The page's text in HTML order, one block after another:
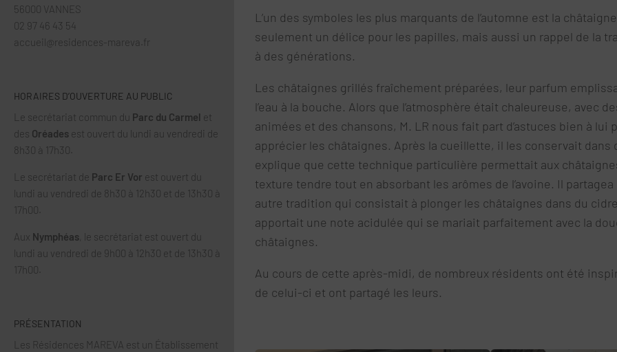
L’un des symboles les plus marquants de l’automne est la
seulement un délice pour les papilles, mais aussi un rappel de la
à des générations.
Les châtaignes grillés fraîchement préparées, leur parfum
l’eau à la bouche. Alors que l’atmosphère était chaleureuse, avec
animées et des chansons, M. LR nous fait part d’astuces bien à lui
apprécier les châtaignes. Après la cueillette, il les conservait dans
explique que cette technique particulière permettait aux
texture tendre tout en absorbant les arômes de l’avoine. Il
autre tradition qui consistait à plonger les châtaignes dans du
apportait une note acidulée qui se mariait parfaitement avec la
châtaignes.
Au cours de cette après-midi, de nombreux résidents ont été
de celui-ci et ont partagé les leurs.
56000 VANNES
02 97 46 43 54
accueil@residences-mareva.fr
HORAIRES D’OUVERTURE AU PUBLIC
Le secrétariat commun du Parc du Carmel et
des Oréades est ouvert du lundi au vendredi de
8h30 à 17h30.
Le secrétariat de Parc Er Vor est ouvert du
lundi au vendredi de 8h30 à 12h30 et de 13h30 à
17h00.
Aux Nymphéas , le secrétariat est ouvert du
lundi au vendredi de 9h00 à 12h30 et de 13h30 à
17h00.
PRÉSENTATION
Les Résidences MAREVA est un Établissement